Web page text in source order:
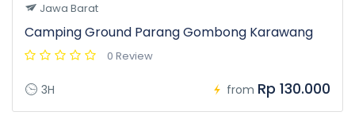
Jawa Barat
Camping Ground Parang Gombong Karawang
0 Review
3H from Rp 130.000